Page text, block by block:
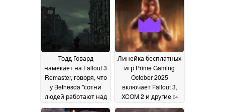
контролировать
созданные в нем
ошибки 20 January 2026
January 2026
Тодд Говард
намекает на Fallout 3
Remaster, говоря, что
у Bethesda "сотни
людей работают над
Fallout прямо сейчас"
Линейка бесплатных
игр Prime Gaming
October 2025
включает Fallout 3,
XCOM 2 и другие 04
October 2025